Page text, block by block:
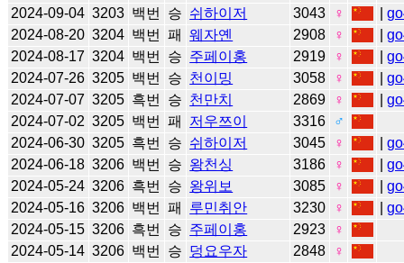
2024-09-04 3203 백번 승 쉬하이저 3043 ♀ |
2024-08-20 3204 백번 패 웨자옌 2908 ♀ |
2024-08-17 3204 백번 승 주페이홍 2919 ♀ |
2024-07-26 3205 백번 승 천이밍 3058 ♀ |
2024-07-07 3205 흑번 승 천만치 2869 ♀ |
2024-07-02 3205 백번 패 저우쯔이 3316
♂
2024-06-30 3205 흑번 승 쉬하이저 3045 ♀ |
2024-06-18 3206 백번 승 왕천싱 3186 ♀ |
2024-05-24 3206 흑번 승 왕위보 3085 ♀ |
2024-05-16 3206 백번 패 루민취안 3230 ♀ |
2024-05-15 3206 흑번 승 주페이홍 2923
♀
2024-05-14 3206 백번 승 덩요우자 2848
♀